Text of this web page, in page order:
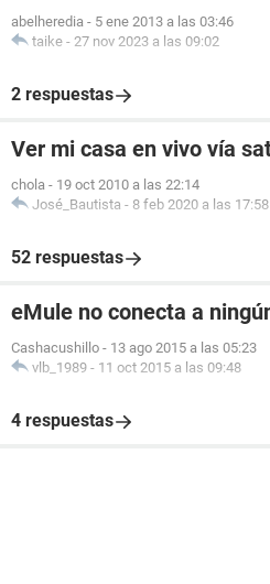
abelheredia - 5 ene 2013 a las 03:46
taike - 27 nov 2023 a las 09:02
2 respuestas
Ver mi casa en vivo vía
chola - 19 oct 2010 a las 22:14
José_Bautista - 8 feb 2020 a las 17:58
52 respuestas
eMule no conecta a
Cashacushillo - 13 ago 2015 a las 05:23
vlb_1989 - 11 oct 2015 a las 09:48
4 respuestas